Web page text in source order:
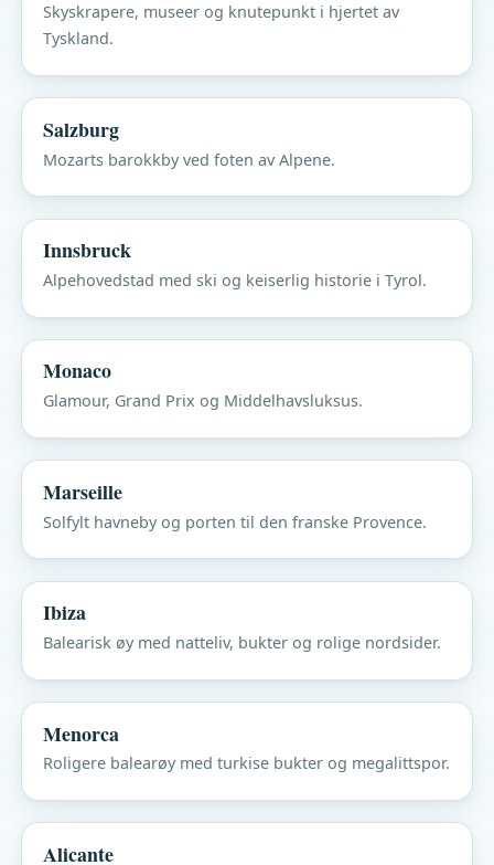
Skyskrapere, museer og knutepunkt i hjertet av
Tyskland.
Salzburg
Mozarts barokkby ved foten av Alpene.
Innsbruck
Alpehovedstad med ski og keiserlig historie i Tyrol.
Monaco
Glamour, Grand Prix og Middelhavsluksus.
Marseille
Solfylt havneby og porten til den franske Provence.
Ibiza
Balearisk øy med natteliv, bukter og rolige nordsider.
Menorca
Roligere balearøy med turkise bukter og megalittspor.
Alicante